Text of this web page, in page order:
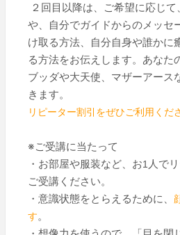
２回目以降は、ご希望に応じ
や、自分でガイドからのメッセ
け取る方法、自分自身や誰かに
る方法をお伝えします。あなた
ブッダや大天使、マザーアース
きます。
リピーター割引をぜひご利用くだ
※ご受講に当たって
・お部屋や服装など、お1 人で
ご受講ください。
・意識状態をとらえるために、
す。